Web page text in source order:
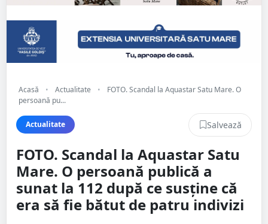
Acasă • Actualitate •
FOTO. Scandal la Aquastar Satu Mare. O
persoană pu...
Actualitate Salvează
FOTO. Scandal la Aquastar Satu
Mare. O persoană publică a
sunat la 112 după ce susține că
era să fie bătut de patru indivizi